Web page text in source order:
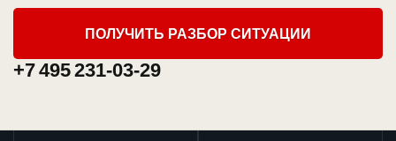
ПОЛУЧИТЬ РАЗБОР СИТУАЦИИ
+7 495 231-03-29